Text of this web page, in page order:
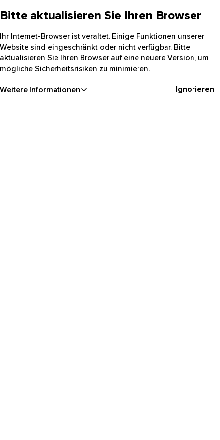
Bitte aktualisieren Sie Ihren Browser
Ihr Internet-Browser ist veraltet. Einige Funktionen unserer
Website sind eingeschränkt oder nicht verfügbar. Bitte
aktualisieren Sie Ihren Browser auf eine neuere Version, um
mögliche Sicherheitsrisiken zu minimieren.
Weitere Informationen Ignorieren